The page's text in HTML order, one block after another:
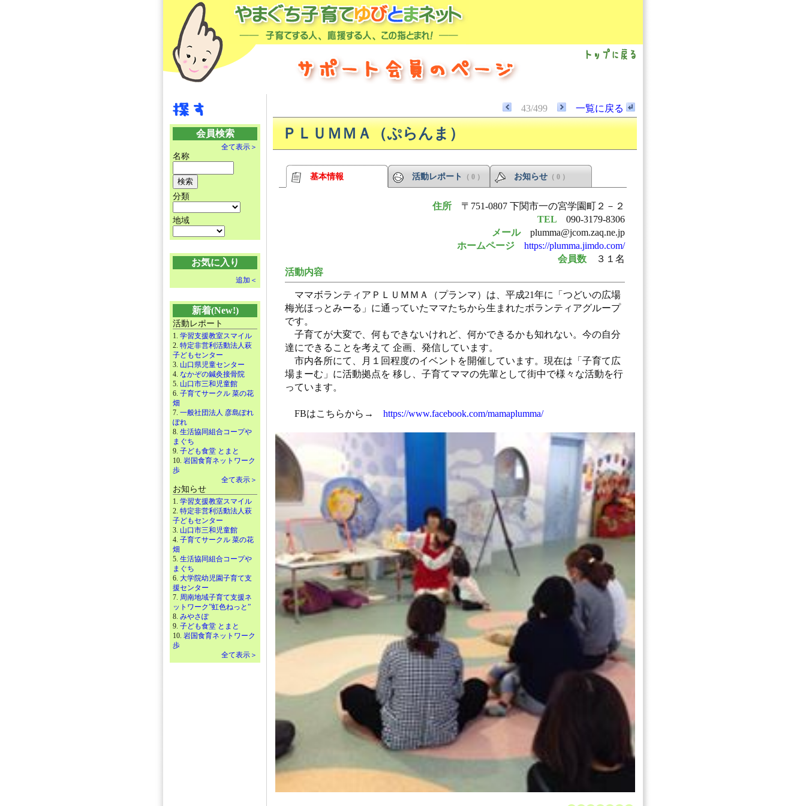
会員検索
全て表示＞
名称
分類
地域
お気に入り
追加＜
新着(New!)
活動レポート
1. 学習支援教室スマイル
2. 特定非営利活動法人萩
子どもセンター
3. 山口県児童センター
4. なかぞの鍼灸接骨院
5. 山口市三和児童館
6. 子育てサークル 菜の花
畑
7. 一般社団法人 彦島ぽれ
ぽれ
8. 生活協同組合コープや
まぐち
9. 子ども食堂 とまと
10. 岩国食育ネットワーク
歩
全て表示＞
お知らせ
1. 学習支援教室スマイル
2. 特定非営利活動法人萩
子どもセンター
3. 山口市三和児童館
4. 子育てサークル 菜の花
畑
5. 生活協同組合コープや
まぐち
6. 大学院幼児園子育て支
援センター
7. 周南地域子育て支援ネ
ットワーク”虹色ねっと”
8. みやさぽ
9. 子ども食堂 とまと
10. 岩国食育ネットワーク
歩
全て表示＞
43/499 一覧に戻る
ＰＬＵＭＭＡ（ぷらんま）
基本情報 活動レポート （ 0 ） お知らせ （ 0 ）
住所 〒751-0807 下関市一の宮学園町２－２
TEL 090-3179-8306
メール plumma@jcom.zaq.ne.jp
ホームページ https://plumma.jimdo.com/
会員数
３１名
活動内容
ママボランティアＰＬＵＭＭＡ（プランマ）は、平成21年に「つどいの広場
梅光ほっとみーる」に通っていたママたちから生まれたボランティアグループ
です。
子育てが大変で、何もできないけれど、何かできるかも知れない。今の自分
達にできることを考えて 企画、発信しています。
市内各所にて、月１回程度のイベントを開催しています。現在は「子育て広
場まーむ」に活動拠点を 移し、子育てママの先輩として街中で様々な活動を行
っています。
FBはこちらから→ https://www.facebook.com/mamaplumma/